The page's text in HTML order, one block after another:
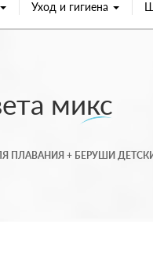
Уход и гигиена
микс
ПЛАВАНИЯ + БЕРУШИ